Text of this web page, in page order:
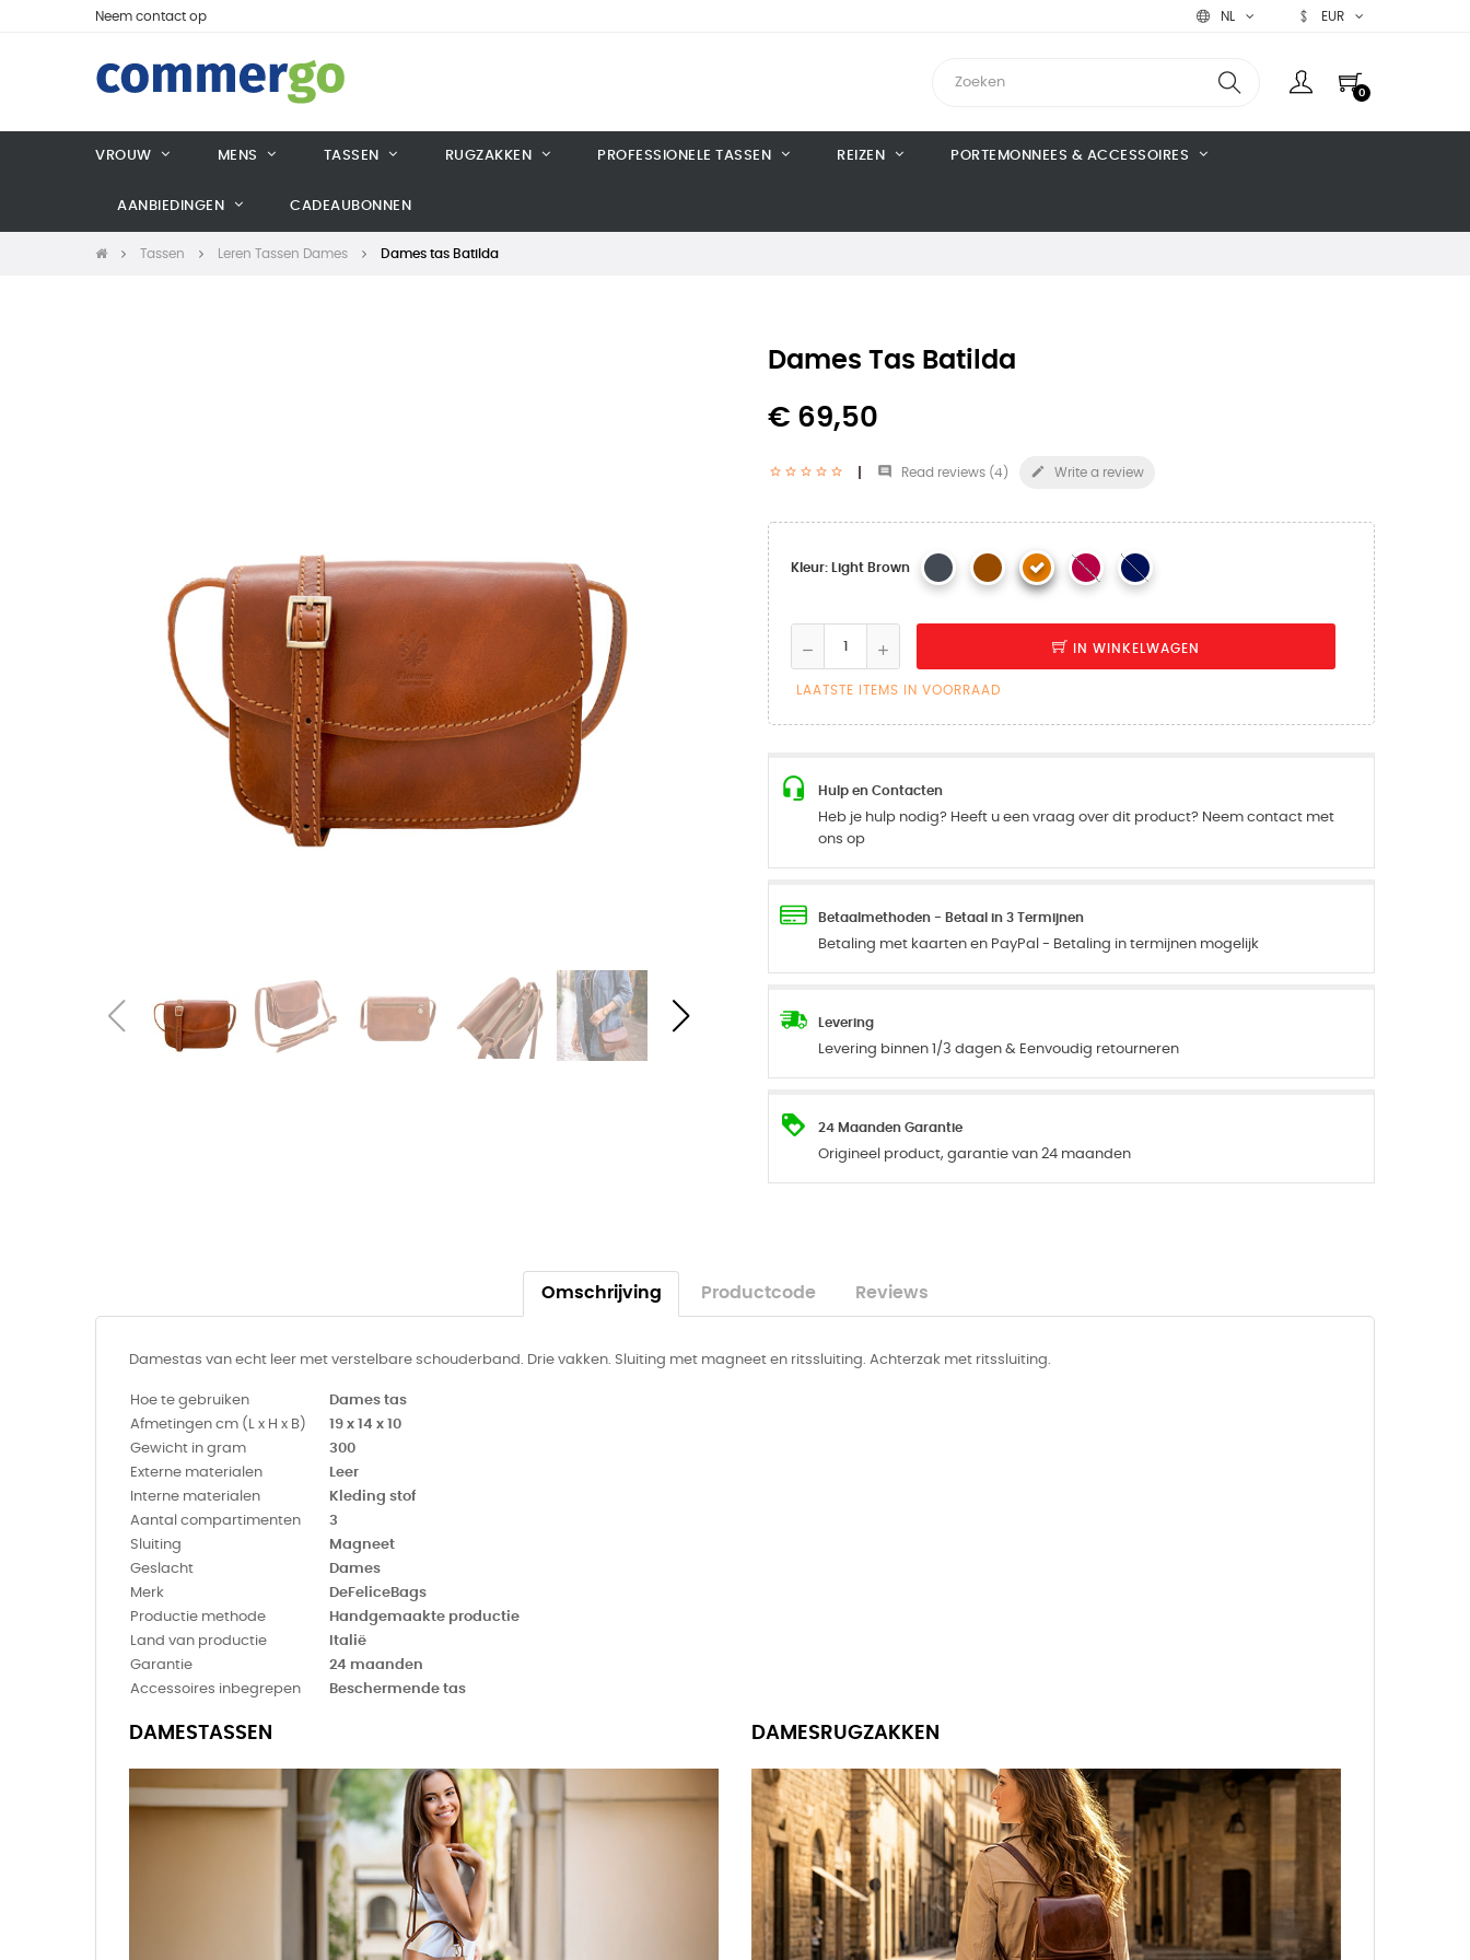
Neem contact op NL EUR
0
VROUW MENS TASSEN RUGZAKKEN PROFESSIONELE TASSEN REIZEN PORTEMONNEES & ACCESSOIRES
AANBIEDINGEN CADEAUBONNEN
Tassen Leren Tassen Dames Dames tas Batilda
Dames Tas Batilda
€ 69,50
 Read reviews (4)  Write a review
Kleur: Light Brown
IN WINKELWAGEN
LAATSTE ITEMS IN VOORRAAD
Hulp en Contacten
Heb je hulp nodig? Heeft u een vraag over dit product? Neem contact met
ons op
Betaalmethoden - Betaal in 3 Termijnen
Betaling met kaarten en PayPal - Betaling in termijnen mogelijk
Levering
Levering binnen 1/3 dagen & Eenvoudig retourneren
24 Maanden Garantie
Origineel product, garantie van 24 maanden
Omschrijving Productcode Reviews
Damestas van echt leer met verstelbare schouderband. Drie vakken. Sluiting met magneet en ritssluiting. Achterzak met ritssluiting.
Hoe te gebruiken
Dames tas
Afmetingen cm (L x H x B)
19 x 14 x 10
Gewicht in gram
300
Externe materialen
Leer
Interne materialen
Kleding stof
Aantal compartimenten
3
Sluiting
Magneet
Geslacht
Dames
Merk
DeFeliceBags
Productie methode
Handgemaakte productie
Land van productie
Italië
Garantie
24 maanden
Accessoires inbegrepen
Beschermende tas
DAMESTASSEN DAMESRUGZAKKEN